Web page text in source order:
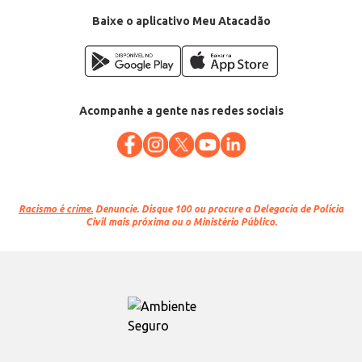
Baixe o aplicativo Meu Atacadão
Acompanhe a gente nas redes sociais
Racismo é crime. Denuncie. Disque 100 ou procure a Delegacia de Polícia
Civil mais próxima ou o Ministério Público.